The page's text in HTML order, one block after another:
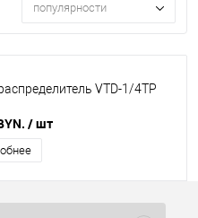
популярности
VTD-1/4TP
/ шт